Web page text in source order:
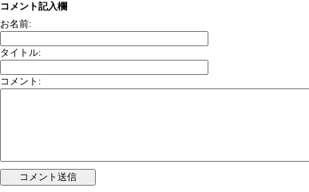
コメント記入欄
お名前:
タイトル:
コメント: